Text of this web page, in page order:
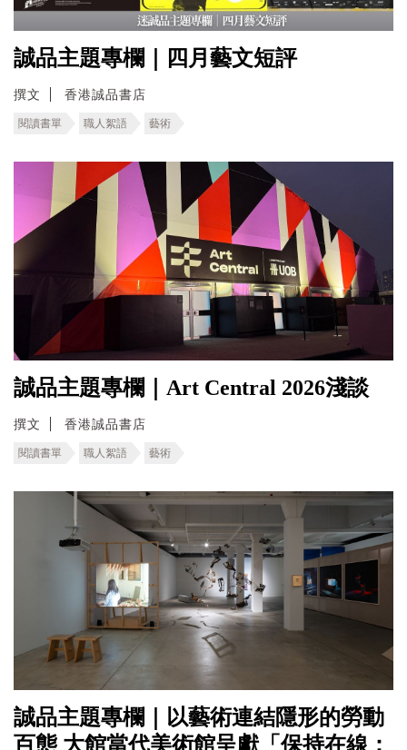
誠品主題專欄｜四月藝文短評
撰文 香港誠品書店
閱讀書單 職人絮語 藝術
誠品主題專欄｜Art Central 2026淺談
撰文 香港誠品書店
閱讀書單 職人絮語 藝術
誠品主題專欄｜以藝術連結隱形的勞動
百態 ⼤館當代美術館呈獻「保持在線：